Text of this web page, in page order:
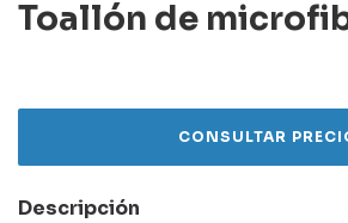
Toallón de
Descripción